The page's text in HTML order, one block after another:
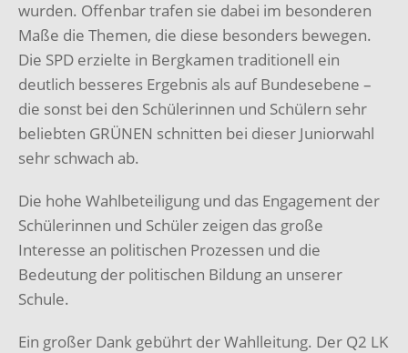
wurden. Offenbar trafen sie dabei im besonderen
Maße die Themen, die diese besonders bewegen.
Die SPD erzielte in Bergkamen traditionell ein
deutlich besseres Ergebnis als auf Bundesebene –
die sonst bei den Schülerinnen und Schülern sehr
beliebten GRÜNEN schnitten bei dieser Juniorwahl
sehr schwach ab.
Die hohe Wahlbeteiligung und das Engagement der
Schülerinnen und Schüler zeigen das große
Interesse an politischen Prozessen und die
Bedeutung der politischen Bildung an unserer
Schule.
Ein großer Dank gebührt der Wahlleitung. Der Q2 LK